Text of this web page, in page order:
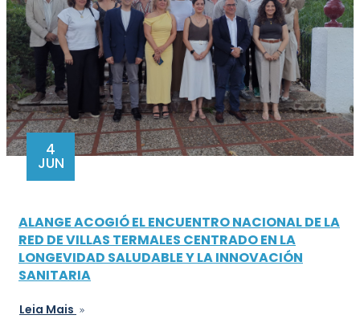
4
JUN
ALANGE ACOGIÓ EL ENCUENTRO NACIONAL DE LA
RED DE VILLAS TERMALES CENTRADO EN LA
LONGEVIDAD SALUDABLE Y LA INNOVACIÓN
SANITARIA
Leia Mais